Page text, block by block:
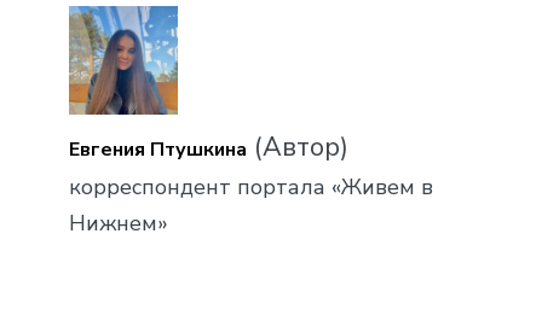
Евгения Птушкина (Автор)
корреспондент портала «Живем в
Нижнем»